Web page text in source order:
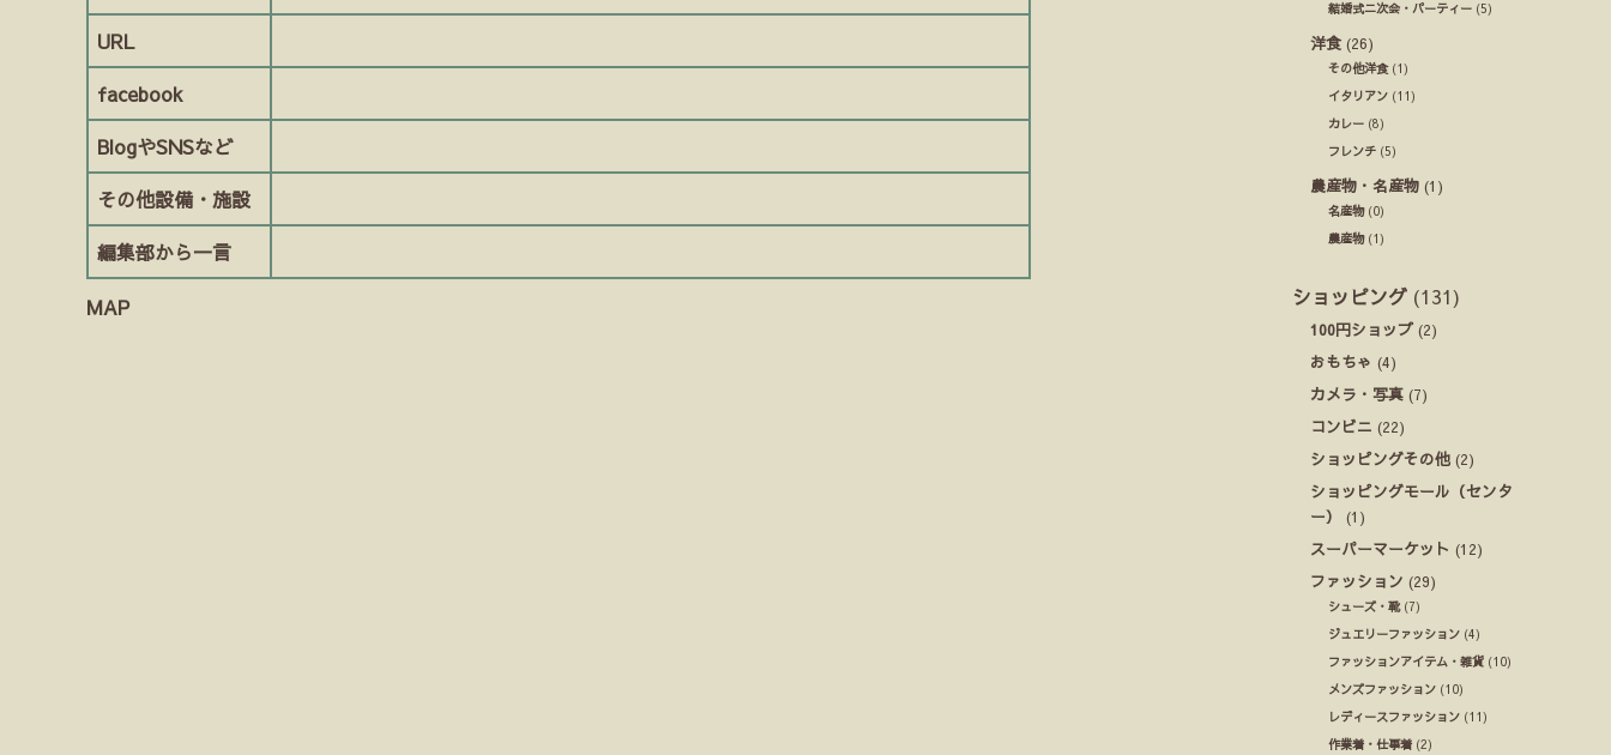
URL
facebook
BlogやSNSなど
その他設備・施設
編集部から一言
MAP
結婚式ニ次会・パーティー (5)
洋食 (26)
その他洋食(1)
イタリアン (11)
カレー (8)
フレンチ (5)
農産物・名産物 (1)
名産物(0)
農産物(1)
ショッピング (131)
100円ショップ (2)
おもちゃ (4)
カメラ・写真 (7)
コンビニ (22)
ショッピングその他 (2)
ショッピングモール（センタ
ー）
(1)
スーパーマーケット (12)
ファッション (29)
シューズ・靴(7)
ジュエリーファッション (4)
ファッションアイテム・雑貨 (10)
メンズファッション (10)
レディースファッション (11)
作業着・仕事着 (2)